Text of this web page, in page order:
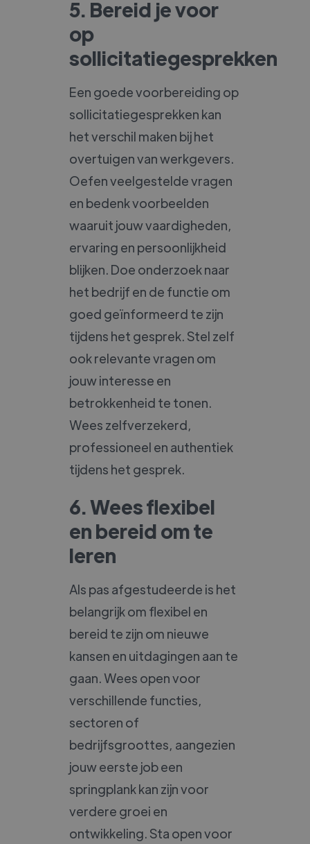
5. Bereid je voor
op
sollicitatiegesprekken
Een goede voorbereiding op
sollicitatiegesprekken kan
het verschil maken bij het
overtuigen van werkgevers.
Oefen veelgestelde vragen
en bedenk voorbeelden
waaruit jouw vaardigheden,
ervaring en persoonlijkheid
blijken. Doe onderzoek naar
het bedrijf en de functie om
goed geïnformeerd te zijn
tijdens het gesprek. Stel zelf
ook relevante vragen om
jouw interesse en
betrokkenheid te tonen.
Wees zelfverzekerd,
professioneel en authentiek
tijdens het gesprek.
6. Wees flexibel
en bereid om te
leren
Als pas afgestudeerde is het
belangrijk om flexibel en
bereid te zijn om nieuwe
kansen en uitdagingen aan te
gaan. Wees open voor
verschillende functies,
sectoren of
bedrijfsgroottes, aangezien
jouw eerste job een
springplank kan zijn voor
verdere groei en
ontwikkeling. Sta open voor